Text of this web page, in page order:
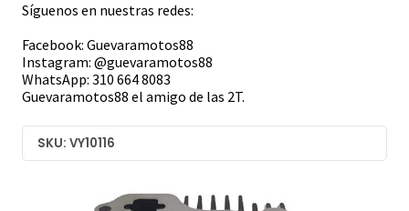
Síguenos en nuestras redes:
Facebook: Guevaramotos88
Instagram: @guevaramotos88
WhatsApp: 310 664 8083
Guevaramotos88 el amigo de las 2T.
SKU: VY10116